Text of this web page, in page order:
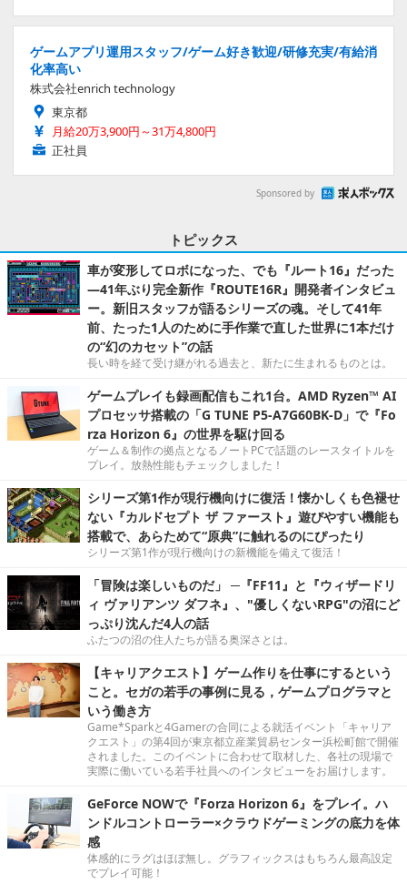
ゲームアプリ運用スタッフ/ゲーム好き歓迎/研修充実/有給消
化率高い
株式会社enrich technology
東京都
月給20万3,900円～31万4,800円
正社員
Sponsored by
トピックス
車が変形してロボになった、でも『ルート16』だった
―41年ぶり完全新作『ROUTE16R』開発者インタビュ
ー。新旧スタッフが語るシリーズの魂。そして41年
前、たった1人のために手作業で直した世界に1本だけ
の“幻のカセット”の話
長い時を経て受け継がれる過去と、新たに生まれるものとは。
ゲームプレイも録画配信もこれ1台。AMD Ryzen™ AI
プロセッサ搭載の「G TUNE P5-A7G60BK-D」で『Fo
rza Horizon 6』の世界を駆け回る
ゲーム＆制作の拠点となるノートPCで話題のレースタイトルを
プレイ。放熱性能もチェックしました！
シリーズ第1作が現行機向けに復活！懐かしくも色褪せ
ない『カルドセプト ザ ファースト』遊びやすい機能も
搭載で、あらためて“原典”に触れるのにぴったり
シリーズ第1作が現行機向けの新機能を備えて復活！
「冒険は楽しいものだ」 ─『FF11』と『ウィザードリ
ィ ヴァリアンツ ダフネ』、"優しくないRPG"の沼にど
っぷり沈んだ4人の話
ふたつの沼の住人たちが語る奥深さとは。
【キャリアクエスト】ゲーム作りを仕事にするという
こと。セガの若手の事例に見る，ゲームプログラマと
いう働き方
Game*Sparkと4Gamerの合同による就活イベント「キャリア
クエスト」の第4回が東京都立産業貿易センター浜松町館で開催
されました。このイベントに合わせて取材した、各社の現場で
実際に働いている若手社員へのインタビューをお届けします。
GeForce NOWで『Forza Horizon 6』をプレイ。ハ
ンドルコントローラー×クラウドゲーミングの底力を体
感
体感的にラグはほぼ無し。グラフィックスはもちろん最高設定
でプレイ可能！